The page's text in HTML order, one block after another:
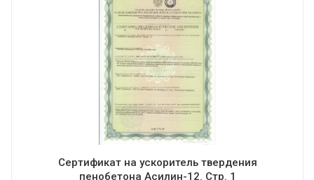
Сертификат на ускоритель твердения
пенобетона Асилин-12. Стр. 1